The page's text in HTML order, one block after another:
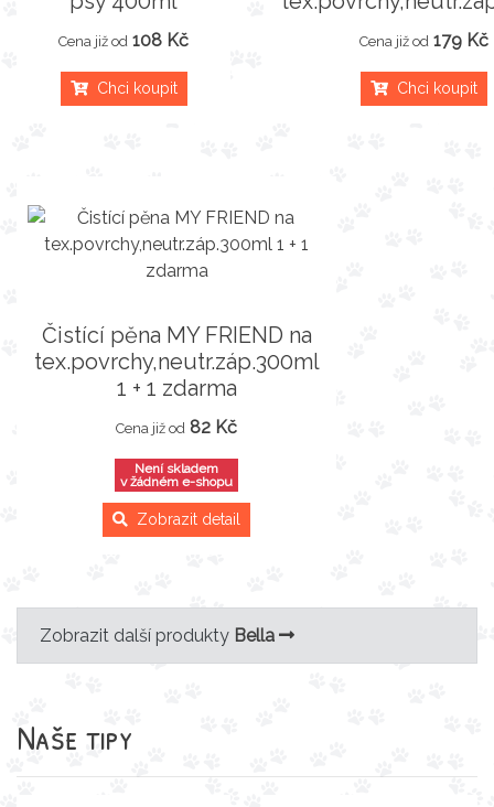
Cena již od 108 Kč
Chci koupit
Cena již od 179 Kč
Chci koupit
Čistící pěna MY FRIEND na
tex.povrchy,neutr.záp.300ml
1 + 1 zdarma
Cena již od 82 Kč
Není skladem
v žádném e-shopu
Zobrazit detail
Zobrazit další produkty Bella
Naše tipy